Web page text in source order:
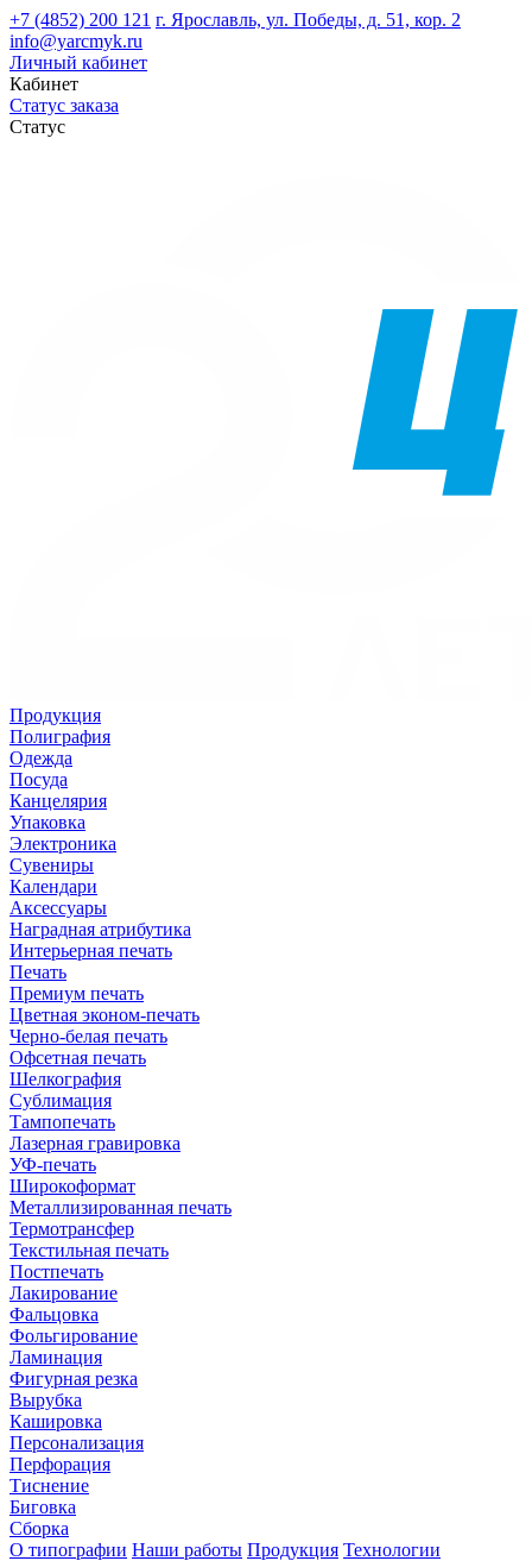
+7 (4852) 200 121 г. Ярославль, ул. Победы, д. 51, кор. 2
info@yarcmyk.ru
Личный кабинет
Кабинет
Статус заказа
Статус
Продукция
Полиграфия
Одежда
Посуда
Канцелярия
Упаковка
Электроника
Сувениры
Календари
Аксессуары
Наградная атрибутика
Интерьерная печать
Печать
Премиум печать
Цветная эконом-печать
Черно-белая печать
Офсетная печать
Шелкография
Сублимация
Тампопечать
Лазерная гравировка
УФ-печать
Широкоформат
Металлизированная печать
Термотрансфер
Текстильная печать
Постпечать
Лакирование
Фальцовка
Фольгирование
Ламинация
Фигурная резка
Вырубка
Кашировка
Персонализация
Перфорация
Тиснение
Биговка
Сборка
О типографии Наши работы Продукция Технологии